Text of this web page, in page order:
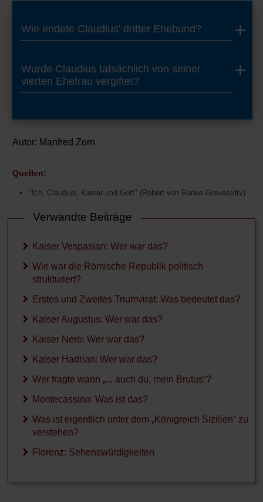
Wie endete Claudius' dritter Ehebund?
Wurde Claudius tatsächlich von seiner
vierten Ehefrau vergiftet?
Autor: Manfred Zorn
Quellen:
"Ich, Claudius, Kaiser und Gott" (Robert von Ranke Graves/dtv)
Verwandte Beiträge
Kaiser Vespasian: Wer war das?
Wie war die Römische Republik politisch
strukturiert?
Erstes und Zweites Triumvirat: Was bedeutet das?
Kaiser Augustus: Wer war das?
Kaiser Nero: Wer war das?
Kaiser Hadrian: Wer war das?
Wer fragte wann „... auch du, mein Brutus“?
Montecassino: Was ist das?
Was ist eigentlich unter dem „Königreich Sizilien“ zu
verstehen?
Florenz: Sehenswürdigkeiten